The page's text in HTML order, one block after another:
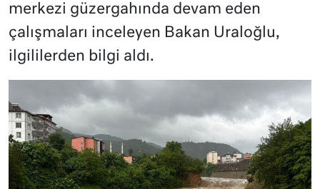
merkezi güzergahında devam eden
çalışmaları inceleyen Bakan Uraloğlu,
ilgililerden bilgi aldı.